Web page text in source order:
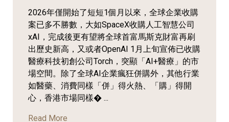
2026年僅開始了短短1個月以來，全球企業收購
案已多不勝數，大如SpaceX收購人工智慧公司
xAI，完成後更有望將全球首富馬斯克財富再刷
出歷史新高，又或者OpenAI 1月上旬宣佈已收購
醫療科技初創公司Torch，突顯「AI+醫療」的市
場空間。除了全球AI企業瘋狂併購外，其他行業
如醫藥、消費同樣「併」得火熱、「購」得開
心，香港市場同樣� ...
Read More